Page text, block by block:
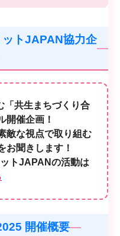
トJAPAN協力企
「共生まちづくり合
開催企画！
敵な視点で取り組む
お聞きします！
トJAPANの活動は
開催概要